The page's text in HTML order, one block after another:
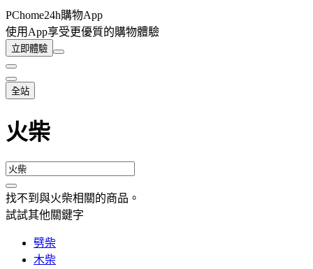
PChome24h購物App
使用App享受更優質的購物體驗
立即體驗
全站
火柴
找不到與火柴相關的商品 。
試試其他關鍵字
劈柴
木柴